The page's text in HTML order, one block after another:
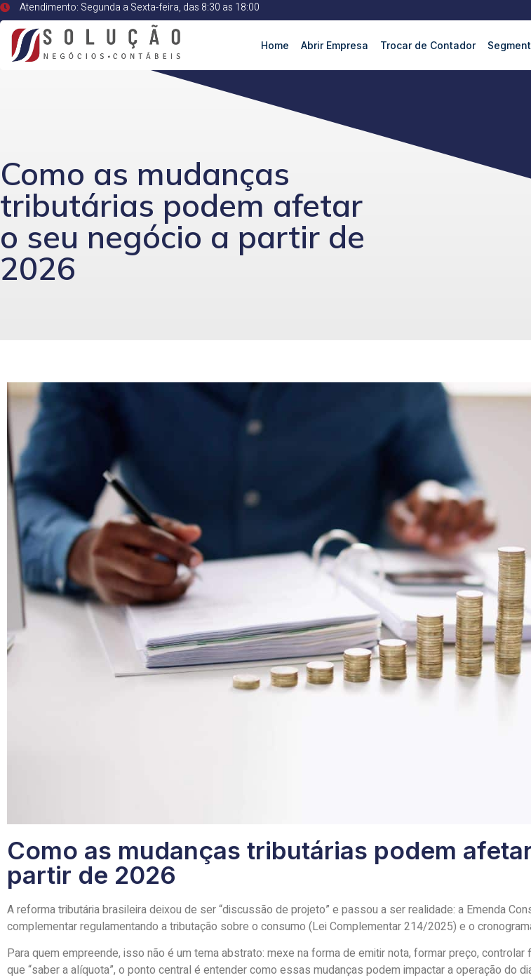
Atendimento: Segunda a Sexta-feira, das 8:30 as 18:00
Home Abrir Empresa Trocar de Contador
Como as mudanças
tributárias podem afetar
o seu negócio a partir de
2026
Como as mudanças tributárias podem
partir de 2026
A reforma tributária brasileira deixou de ser “discussão de projeto” e passou a ser realidade: a Emenda
complementar regulamentando a tributação sobre o consumo (Lei Complementar 214/2025) e o
Para quem empreende, isso não é um tema abstrato: mexe na forma de emitir nota, formar preço,
que “saber a alíquota”, o ponto central é entender como essas mudanças podem impactar a operação do